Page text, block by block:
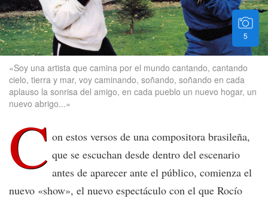
5
«Soy una artista que camina por el mundo cantando, cantando
cielo, tierra y mar, voy caminando, soñando, soñando en cada
aplauso la sonrisa del amigo, en cada pueblo un nuevo hogar, un
nuevo abrigo...»
C on estos versos de una compositora brasileña,
que se escuchan desde dentro del escenario
antes de aparecer ante el público, comienza el
nuevo «show», el nuevo espectáculo con el que Rocío